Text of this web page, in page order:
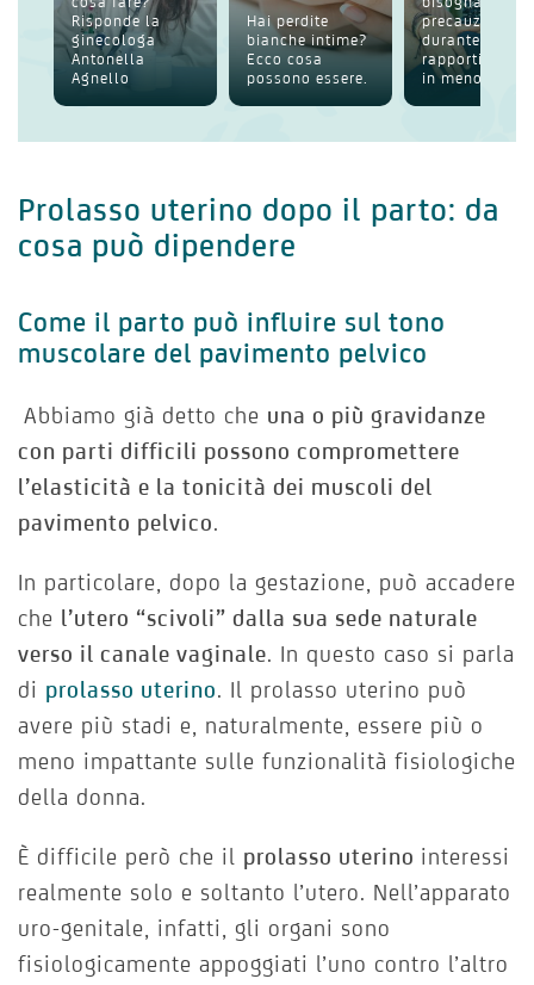
Risponde la
ginecologa
Antonella
Agnello
Hai perdite
bianche intime?
Ecco cosa
possono essere.
precauzioni
durante i
rapporti anche
in menop...
Prolasso uterino dopo il parto: da
cosa può dipendere
Come il parto può influire sul tono
muscolare del pavimento pelvico
Abbiamo già detto che una o più gravidanze
con parti difficili possono compromettere
l’elasticità e la tonicità dei muscoli del
pavimento pelvico.
In particolare, dopo la gestazione, può accadere
che l’utero “scivoli” dalla sua sede naturale
verso il canale vaginale. In questo caso si parla
di prolasso uterino. Il prolasso uterino può
avere più stadi e, naturalmente, essere più o
meno impattante sulle funzionalità fisiologiche
della donna.
È difficile però che il prolasso uterino interessi
realmente solo e soltanto l’utero. Nell’apparato
uro-genitale, infatti, gli organi sono
fisiologicamente appoggiati l’uno contro l’altro